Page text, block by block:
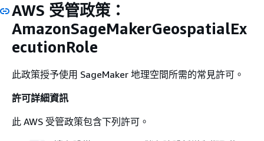
AWS 受管政策：
AmazonSageMakerGeospatialEx
ecutionRole
此政策授予使用 SageMaker 地理空間所需的常見許可。
許可詳細資訊
此 AWS 受管政策包含下列許可。